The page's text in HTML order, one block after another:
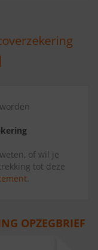
of wil je
tot deze
.
OPZEGBRIEF